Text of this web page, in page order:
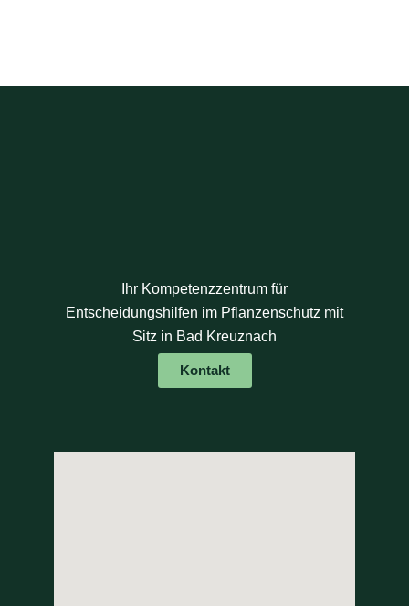
Ihr Kompetenzzentrum für
Entscheidungshilfen im Pflanzenschutz mit
Sitz in Bad Kreuznach
Kontakt